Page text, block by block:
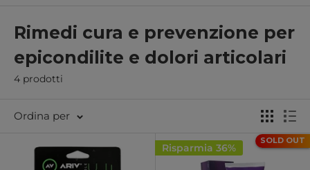
Rimedi cura e prevenzione per
epicondilite e dolori articolari
4 prodotti
Ordina per
Risparmia 36%
SOLD OUT